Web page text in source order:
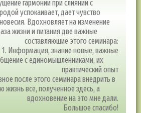
гармонии при слиянии с
успокаивает, дает чувство
Вдохновляет на изменение
жизни и питания две важные
составляющие этого семинара:
1. Информация, знание новые, важные
с единомышленниками, их
практический опыт
после этого семинара внедрить в
жизнь все, полученное здесь, а
вдохновение на это мне дали.
Большое спасибо!